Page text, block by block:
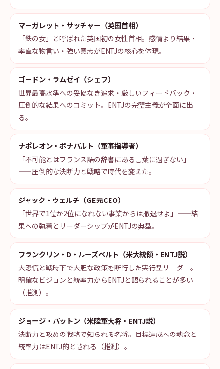
マーガレット・サッチャー（英国首相）
「鉄の女」と呼ばれた英国初の女性首相。感情より結果・
率直な物言い・強い意志がENTJの核心を体現。
ゴードン・ラムゼイ（シェフ）
世界最高水準への妥協なき追求・厳しいフィードバック・
圧倒的な結果へのコミット。ENTJの完璧主義が全面に出
る。
ナポレオン・ボナパルト（軍事指導者）
「不可能とはフランス語の辞書にある言葉に過ぎない」
——圧倒的な決断力と戦略で時代を変えた。
ジャック・ウェルチ（GE元CEO）
「世界で1位か2位になれない事業からは撤退せよ」——結
果への執着とリーダーシップがENTJの典型。
フランクリン・D・ルーズベルト（米大統領・ENTJ説）
大恐慌と戦時下で大胆な政策を断行した実行型リーダー。
明確なビジョンと統率力からENTJと語られることが多い
（推測）。
ジョージ・パットン（米陸軍大将・ENTJ説）
決断力と攻めの戦略で知られる名将。目標達成への執念と
統率力はENTJ的とされる（推測）。